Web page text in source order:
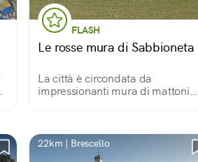
FLASH
Le rosse mura di Sabbioneta
La città è circondata da
impressionanti mura di mattoni
aperture, Porta Imperiale e Porta
della Vittoria.
22km | Brescello